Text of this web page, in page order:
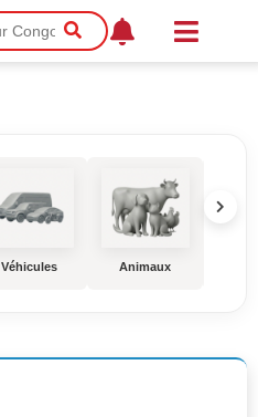
Véhicules Animaux